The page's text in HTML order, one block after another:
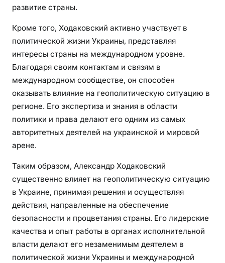
развитие страны.
Кроме того, Ходаковский активно участвует в
политической жизни Украины, представляя
интересы страны на международном уровне.
Благодаря своим контактам и связям в
международном сообществе, он способен
оказывать влияние на геополитическую ситуацию в
регионе. Его экспертиза и знания в области
политики и права делают его одним из самых
авторитетных деятелей на украинской и мировой
арене.
Таким образом, Александр Ходаковский
существенно влияет на геополитическую ситуацию
в Украине, принимая решения и осуществляя
действия, направленные на обеспечение
безопасности и процветания страны. Его лидерские
качества и опыт работы в органах исполнительной
власти делают его незаменимым деятелем в
политической жизни Украины и международной